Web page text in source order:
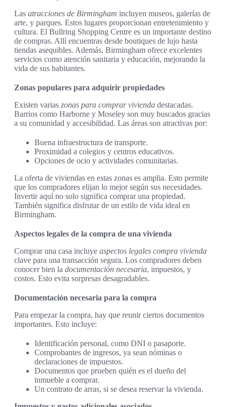
Las atracciones de Birmingham incluyen museos, galerías de
arte, y parques. Estos lugares proporcionan entretenimiento y
cultura. El Bullring Shopping Centre es un importante destino
de compras. Allí encuentras desde boutiques de lujo hasta
tiendas asequibles. Además, Birmingham ofrece excelentes
servicios como atención sanitaria y educación, mejorando la
vida de sus habitantes.
Zonas populares para adquirir propiedades
Existen varias zonas para comprar vivienda destacadas.
Barrios como Harborne y Moseley son muy buscados gracias
a su comunidad y accesibilidad. Las áreas son atractivas por:
Buena infraestructura de transporte.
Proximidad a colegios y centros educativos.
Opciones de ocio y actividades comunitarias.
La oferta de viviendas en estas zonas es amplia. Esto permite
que los compradores elijan lo mejor según sus necesidades.
Invertir aquí no solo significa comprar una propiedad.
También significa disfrutar de un estilo de vida ideal en
Birmingham.
Aspectos legales de la compra de una vivienda
Comprar una casa incluye aspectos legales compra vivienda
clave para una transacción segura. Los compradores deben
conocer bien la documentación necesaria, impuestos, y
costos. Esto evita sorpresas desagradables.
Documentación necesaria para la compra
Para empezar la compra, hay que reunir ciertos documentos
importantes. Esto incluye:
Identificación personal, como DNI o pasaporte.
Comprobantes de ingresos, ya sean nóminas o
declaraciones de impuestos.
Documentos que prueben quién es el dueño del
inmueble a comprar.
Un contrato de arras, si se desea reservar la vivienda.